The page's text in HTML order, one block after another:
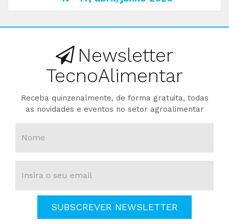
Newsletter
TecnoAlimentar
Receba quinzenalmente, de forma gratuita, todas
as novidades e eventos no setor agroalimentar
SUBSCREVER NEWSLETTER